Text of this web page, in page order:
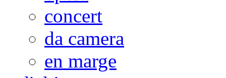
concert
da camera
en marge